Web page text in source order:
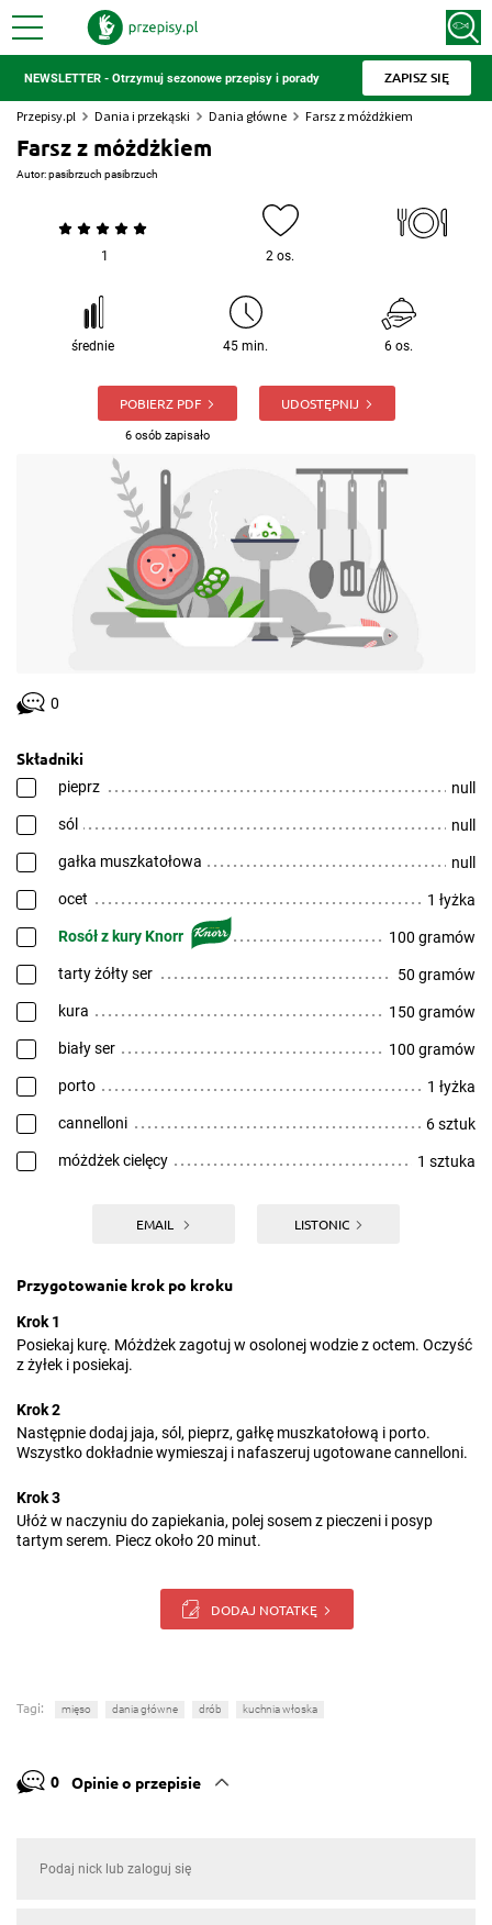
NEWSLETTER - Otrzymuj sezonowe przepisy i porady ZAPISZ SIĘ
Przepisy.pl Dania i przekąski Dania główne Farsz z móżdżkiem
Farsz z móżdżkiem
Autor:pasibrzuch pasibrzuch
1 2 os.
średnie 45 min. 6 os.
POBIERZ PDF
6 osób zapisało
UDOSTĘPNIJ
0
Składniki
pieprz null
sól null
gałka muszkatołowa null
ocet 1 łyżka
Rosół z kury Knorr 100 gramów
tarty żółty ser 50 gramów
kura 150 gramów
biały ser 100 gramów
porto 1 łyżka
cannelloni 6 sztuk
móżdżek cielęcy 1 sztuka
EMAIL LISTONIC
Przygotowanie krok po kroku
Krok 1
Posiekaj kurę. Móżdżek zagotuj w osolonej wodzie z octem. Oczyść
z żyłek i posiekaj.
Krok 2
Następnie dodaj jaja, sól, pieprz, gałkę muszkatołową i porto.
Wszystko dokładnie wymieszaj i nafaszeruj ugotowane cannelloni.
Krok 3
Ułóż w naczyniu do zapiekania, polej sosem z pieczeni i posyp
tartym serem. Piecz około 20 minut.
DODAJ NOTATKĘ
Tagi: mięso dania główne drób kuchnia włoska
0 Opinie o przepisie